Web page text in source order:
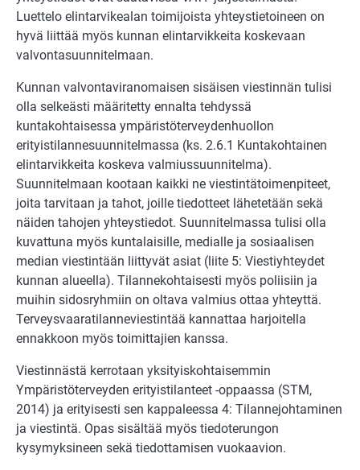
Luettelo elintarvikealan toimijoista yhteystietoineen on
hyvä liittää myös kunnan elintarvikkeita koskevaan
valvontasuunnitelmaan.
Kunnan valvontaviranomaisen sisäisen viestinnän tulisi
olla selkeästi määritetty ennalta tehdyssä
kuntakohtaisessa ympäristöterveydenhuollon
erityistilannesuunnitelmassa (ks. 2.6.1 Kuntakohtainen
elintarvikkeita koskeva valmiussuunnitelma).
Suunnitelmaan kootaan kaikki ne viestintätoimenpiteet,
joita tarvitaan ja tahot, joille tiedotteet lähetetään sekä
näiden tahojen yhteystiedot. Suunnitelmassa tulisi olla
kuvattuna myös kuntalaisille, medialle ja sosiaalisen
median viestintään liittyvät asiat (liite 5: Viestiyhteydet
kunnan alueella). Tilannekohtaisesti myös poliisiin ja
muihin sidosryhmiin on oltava valmius ottaa yhteyttä.
Terveysvaaratilanneviestintää kannattaa harjoitella
ennakkoon myös toimittajien kanssa.
Viestinnästä kerrotaan yksityiskohtaisemmin
Ympäristöterveyden erityistilanteet -oppaassa (STM,
2014) ja erityisesti sen kappaleessa 4: Tilannejohtaminen
ja viestintä. Opas sisältää myös tiedoterungon
kysymyksineen sekä tiedottamisen vuokaavion.